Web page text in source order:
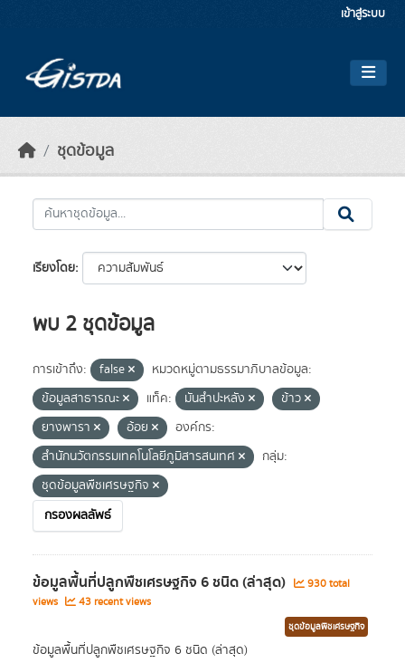
เข้าสู่ระบบ
ชุดข้อมูล
เรียงโดย
พบ 2 ชุดข้อมูล
การเข้าถึง: false
หมวดหมู่ตามธรรมาภิบาลข้อมูล:
ข้อมูลสาธารณะ
แท็ค: มันสำปะหลัง
ข้าว
ยางพารา
อ้อย
องค์กร:
สำนักนวัตกรรมเทคโนโลยีภูมิสารสนเทศ
กลุ่ม:
ชุดข้อมูลพืชเศรษฐกิจ
กรองผลลัพธ์
ข้อมูลพื้นที่ปลูกพืชเศรษฐกิจ 6 ชนิด (ล่าสุด)
930 total
views
43 recent views
ชุดข้อมูลพืชเศรษฐกิจ
ข้อมูลพื้นที่ปลูกพืชเศรษฐกิจ 6 ชนิด (ล่าสุด)